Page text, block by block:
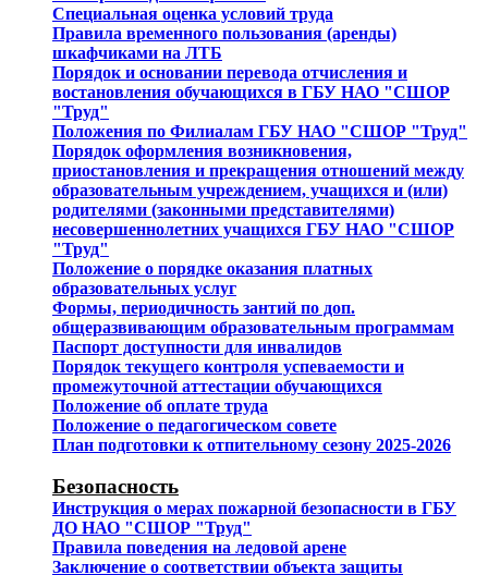
Специальная оценка условий труда
Правила временного пользования (аренды)
шкафчиками на ЛТБ
Порядок и основании перевода отчисления и
востановления обучающихся в ГБУ НАО "СШОР
"Труд"
Положения по Филиалам ГБУ НАО "СШОР "Труд"
Порядок оформления возникновения,
приостановления и прекращения отношений между
образовательным учреждением, учащихся и (или)
родителями (законными представителями)
несовершеннолетних учащихся ГБУ НАО "СШОР
"Труд"
Положение о порядке оказания платных
образовательных услуг
Формы, периодичность зантий по доп.
общеразвивающим образовательным программам
Паспорт доступности для инвалидов
Порядок текущего контроля успеваемости и
промежуточной аттестации обучающихся
Положение об оплате труда
Положение о педагогическом совете
План подготовки к отпительному сезону 2025-2026
Безопасность
Инструкция о мерах пожарной безопасности в ГБУ
ДО НАО "СШОР "Труд"
Правила поведения на ледовой арене
Заключение о соответствии объекта защиты